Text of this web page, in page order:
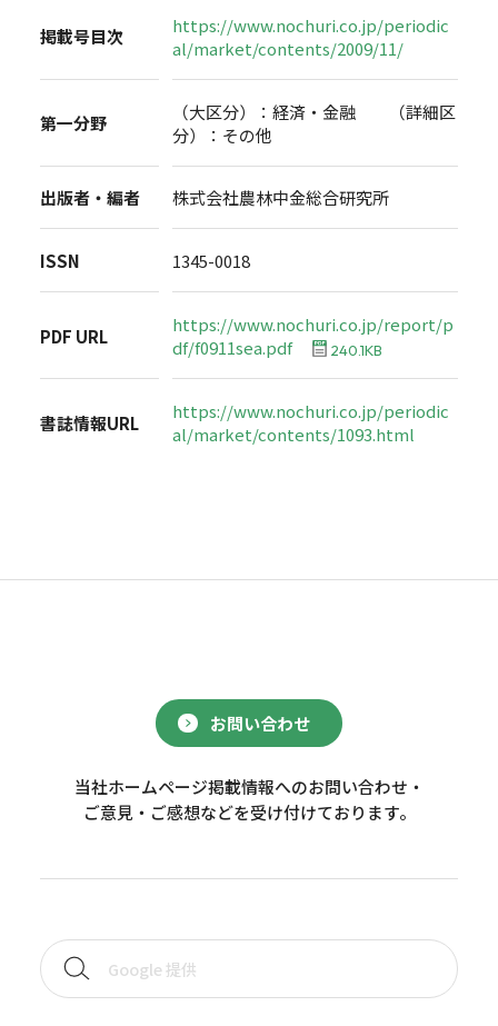
掲載号目次
https://www.nochuri.co.jp/periodic
al/market/contents/2009/11/
第一分野
（大区分）：経済・金融 （詳細区
分）：その他
出版者・編者 株式会社農林中金総合研究所
ISSN 1345-0018
PDF URL
https://www.nochuri.co.jp/report/p
df/f0911sea.pdf
240.1KB
書誌情報URL
https://www.nochuri.co.jp/periodic
al/market/contents/1093.html
お問い合わせ
当社ホームページ掲載情報へのお問い合わせ・
ご意見・ご感想などを受け付けております。